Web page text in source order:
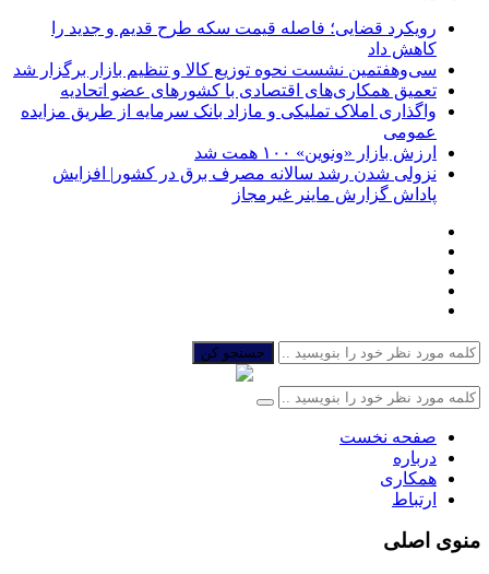
رویکرد قضایی؛ فاصله قیمت سکه طرح قدیم و جدید را
کاهش داد
سی‌و‌هفتمین نشست نحوه توزیع کالا و تنظیم بازار برگزار شد
تعمیق همکاری‌های اقتصادی با کشورهای عضو اتحادیه
واگذاری املاک تملیکی و مازاد بانک سرمایه از طریق مزایده
عمومی
ارزش بازار «ونوین» ۱۰۰ همت شد
نزولی شدن رشد سالانه مصرف برق در کشور| افزایش
پاداش گزارش ماینر غیرمجاز
جستجو کن
صفحه نخست
درباره
همکاری
ارتباط
منوی اصلی